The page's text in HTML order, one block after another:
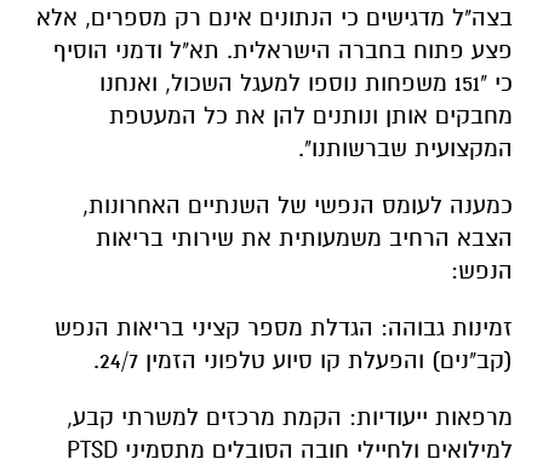
בצה"ל מדגישים כי הנתונים אינם רק מספרים, אלא
פצע פתוח בחברה הישראלית. תא"ל ודמני הוסיף
כי "151 משפחות נוספו למעגל השכול, ואנחנו
מחבקים אותן ונותנים להן את כל המעטפת
המקצועית שברשותנו".
כמענה לעומס הנפשי של השנתיים האחרונות,
הצבא הרחיב משמעותית את שירותי בריאות
הנפש:
זמינות גבוהה: הגדלת מספר קציני בריאות הנפש
(קב"נים) והפעלת קו סיוע טלפוני הזמין 24/7.
מרפאות ייעודיות: הקמת מרכזים למשרתי קבע,
למילואים ולחיילי חובה הסובלים מתסמיני PTSD